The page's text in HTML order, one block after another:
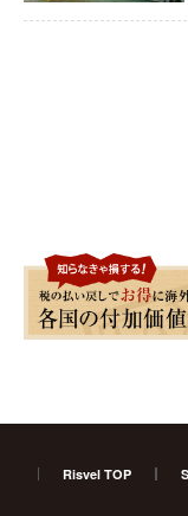
Risvel TOP